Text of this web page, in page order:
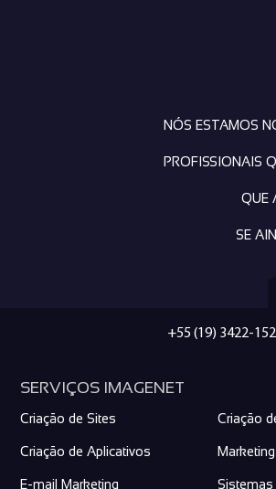
NÓS ESTAMOS
PROFISSIONAIS
QUE
SE
+55 (19) 3422-
SERVIÇOS IMAGENET
Criação de Sites Criação
Criação de Aplicativos
E-mail Marketing